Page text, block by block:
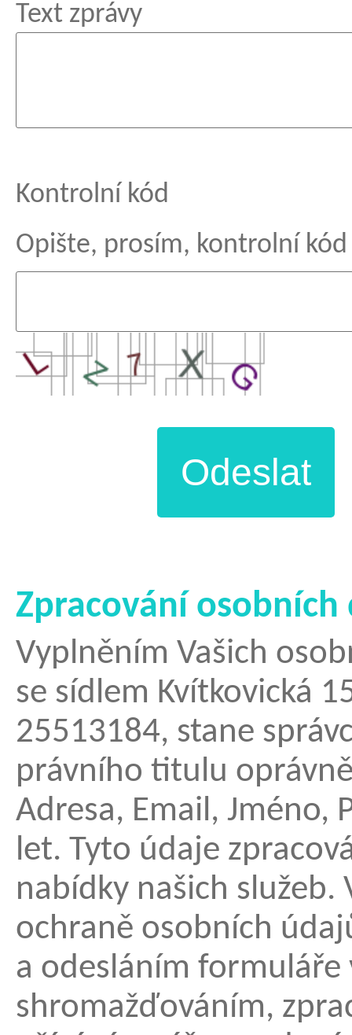
Text zprávy
Kontrolní kód
Opište, prosím, kontrolní kód
Zpracování osobních
Vyplněním Vašich
se sídlem Kvítkovická
25513184, stane
právního titulu
Adresa, Email, Jméno,
let. Tyto údaje
nabídky našich služeb.
ochraně osobních
a odesláním formuláře
shromažďováním,